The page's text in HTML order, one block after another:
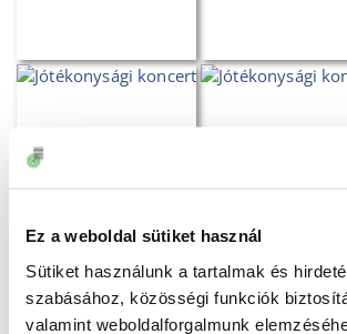
Ez a weboldal sütiket használ
Sütiket használunk a tartalmak és
szabásához, közösségi funkciók
valamint weboldalforgalmunk